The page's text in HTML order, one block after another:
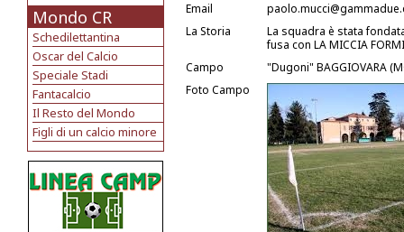
Mondo CR
Schedilettantina
Oscar del Calcio
Speciale Stadi
Fantacalcio
Il Resto del Mondo
Figli di un calcio minore
Email
La Storia
La squadra è stata
fusa con LA MICCIA
Campo
"Dugoni" BAGGIOVARA
Foto Campo